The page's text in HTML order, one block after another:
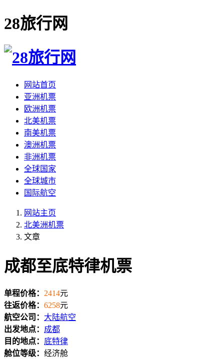
28旅行网
网站首页
亚洲机票
欧洲机票
北美机票
南美机票
澳洲机票
非洲机票
全球国家
全球城市
国际航空
网站主页
北美洲机票
文章
成都至底特律机票
单程价格： 2414元
往返价格： 6258元
航空公司： 大陆航空
出发地点： 成都
目的地点： 底特律
舱位等级： 经济舱